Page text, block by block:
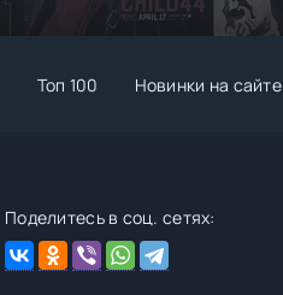
Топ 100 Новинки на сайте
Поделитесь в соц. сетях: